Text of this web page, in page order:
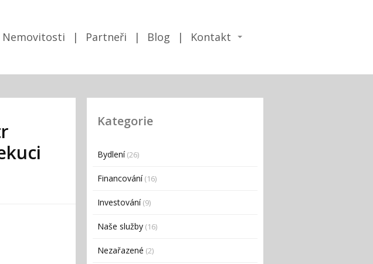
Nemovitosti Partneři Blog Kontakt
Kategorie
Bydlení(26)
Financování(16)
Investování(9)
Naše služby (16)
Nezařazené (2)